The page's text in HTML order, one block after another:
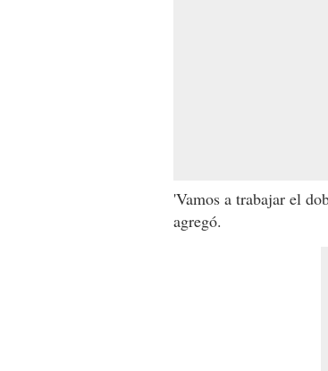
'Vamos a trabajar el
agregó.